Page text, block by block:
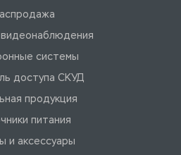
системы
доступа СКУД
продукция
питания
и аксессуары